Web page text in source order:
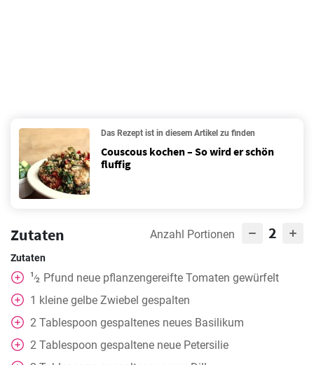
Das Rezept ist in diesem Artikel zu finden
Couscous kochen – So wird er schön
fluffig
Zutaten Anzahl Portionen 2
Zutaten
1⁄2
Pfund neue pflanzengereifte Tomaten gewürfelt
1 kleine gelbe Zwiebel gespalten
2 Tablespoon gespaltenes neues Basilikum
2 Tablespoon gespaltene neue Petersilie